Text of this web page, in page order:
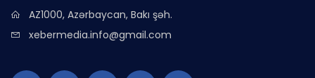
AZ1000, Azərbaycan, Bakı şəh.
xebermedia.info@gmail.com